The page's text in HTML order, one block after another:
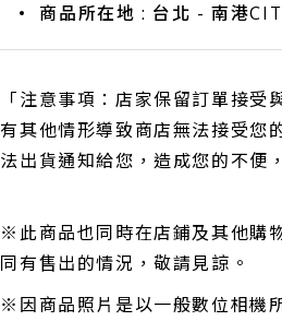
商品所在地 : 台北 - 南港
「注意事項：店家保留訂單接
有其他情形導致商店無法接受您
法出貨通知給您，造成您的不便
※此商品也同時在店鋪及其他購
同有售出的情況，敬請見諒。
※因商品照片是以一般數位相機